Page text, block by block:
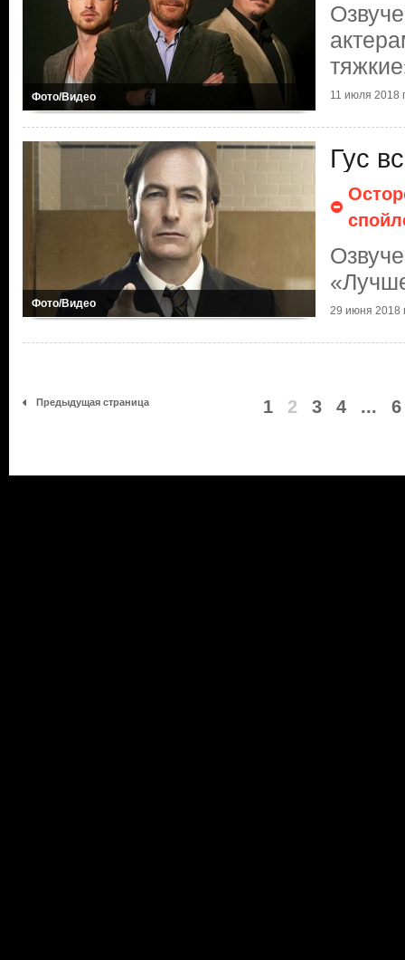
Фото/Видео 11 июля 2018
Фото/Видео
Гус
29 июня 2018
Предыдущая страница 1 2 3 4 ... 6